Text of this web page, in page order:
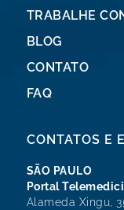
TRABALHE
BLOG
CONTATO
FAQ
CONTATOS E
SÃO PAULO
Portal
Alameda Xingu,